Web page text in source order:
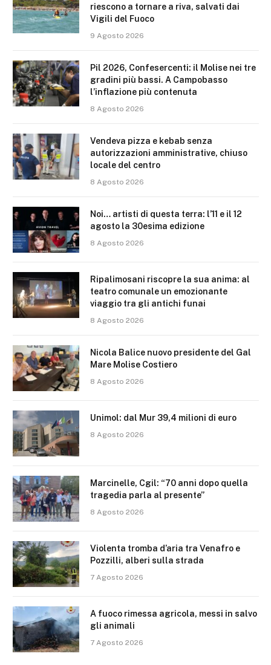
riescono a tornare a riva, salvati dai
Vigili del Fuoco
9 Agosto 2026
Pil 2026, Confesercenti: il Molise nei tre
gradini più bassi. A Campobasso
l’inflazione più contenuta
8 Agosto 2026
Vendeva pizza e kebab senza
autorizzazioni amministrative, chiuso
locale del centro
8 Agosto 2026
Noi… artisti di questa terra: l’11 e il 12
agosto la 30esima edizione
8 Agosto 2026
Ripalimosani riscopre la sua anima: al
teatro comunale un emozionante
viaggio tra gli antichi funai
8 Agosto 2026
Nicola Balice nuovo presidente del Gal
Mare Molise Costiero
8 Agosto 2026
Unimol: dal Mur 39,4 milioni di euro
8 Agosto 2026
Marcinelle, Cgil: “70 anni dopo quella
tragedia parla al presente”
8 Agosto 2026
Violenta tromba d’aria tra Venafro e
Pozzilli, alberi sulla strada
7 Agosto 2026
A fuoco rimessa agricola, messi in salvo
gli animali
7 Agosto 2026